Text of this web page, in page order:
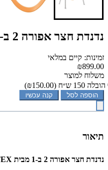
נדנדת חצר אפורה 2 ב-1 מבית INTEX
זמינות: קיים במלאי
₪899.00
משלוח למוצר
הובלה 150 ש״ח
(₪150.00)
הוספה לסל קנה עכשיו
תיאור
נדנדת חצר אפורה 2 ב-1 מבית INTEX